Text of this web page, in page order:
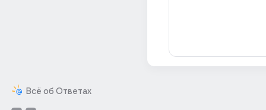
Всё об Ответах